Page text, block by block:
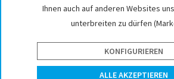
Ihnen auch auf anderen Websites
unterbreiten zu dürfen
ALLE AKZEPTIEREN
KONFIGURIEREN
Datenschutz Sitemap Impressum